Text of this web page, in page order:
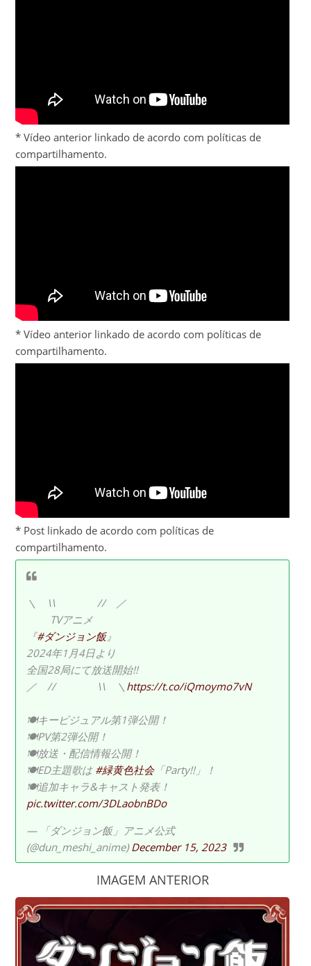
* Vídeo anterior linkado de acordo com políticas de
compartilhamento.
* Vídeo anterior linkado de acordo com políticas de
compartilhamento.
* Post linkado de acordo com políticas de
compartilhamento.
＼ \\ // ／
TVアニメ
『#ダンジョン飯』
2024年1月4日より
全国28局にて放送開始!!
／ // \\ ＼ https://t.co/iQmoymo7vN
🍽キービジュアル第1弾公開！
🍽PV第2弾公開！
🍽放送・配信情報公開！
🍽ED主題歌は #緑黄色社会「Party!!」！
🍽追加キャラ&キャスト発表！
pic.twitter.com/3DLaobnBDo
— 「ダンジョン飯」アニメ公式
(@dun_meshi_anime)December 15, 2023
IMAGEM ANTERIOR